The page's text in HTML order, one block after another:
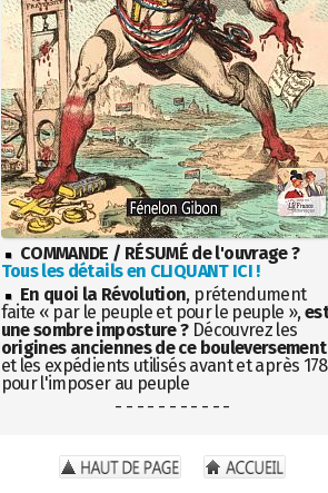
COMMANDE / RÉSUMÉ de l'ouvrage ?
Tous les détails en CLIQUANT ICI !
En quoi la Révolution, prétendument
faite « par le peuple et pour le peuple »,
une sombre imposture ?Découvrez les
origines anciennes de ce bouleversement
et les expédients utilisés avant et après
pour l'imposer au peuple
- - - - - - - - - - -